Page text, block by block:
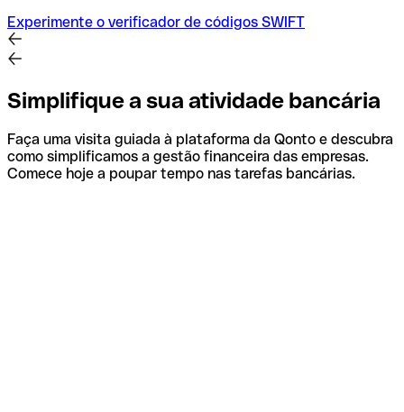
Experimente o verificador de códigos SWIFT
Simplifique a sua atividade bancária
Faça uma visita guiada à plataforma da Qonto e descubra
como simplificamos a gestão financeira das empresas.
Comece hoje a poupar tempo nas tarefas bancárias.